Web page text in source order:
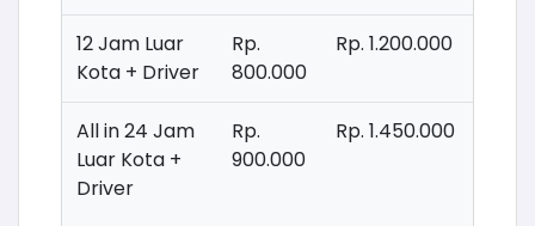
12 Jam Luar
Kota + Driver
Rp.
800.000
Rp. 1.200.000
All in 24 Jam
Luar Kota +
Driver
Rp.
900.000
Rp. 1.450.000